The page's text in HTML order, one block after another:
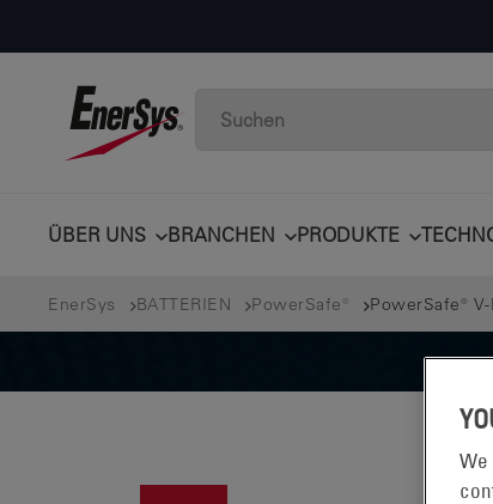
ÜBER UNS BRANCHEN PRODUKTE
EnerSys BATTERIEN PowerSafe® PowerSafe®
We